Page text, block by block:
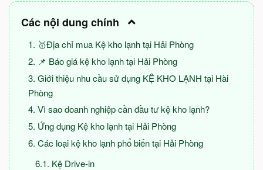
Các nội dung chính
🥇Địa chỉ mua Kệ kho lạnh tại Hải Phòng
📌 Báo giá kệ kho lạnh tại Hải Phòng
Giới thiệu nhu cầu sử dụng KỆ KHO LẠNH tại Hài
Phòng
Vì sao doanh nghiệp cần đầu tư kệ kho lạnh?
Ứng dụng Kệ kho lạnh tại Hải Phòng
Các loại kệ kho lạnh phổ biến tại Hải Phòng
Kệ Drive-in